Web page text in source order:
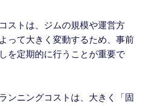
ストは、ジムの規模や運営方
って大きく変動するため、事前
を定期的に行うことが重要で
ンニングコストは、大きく「固